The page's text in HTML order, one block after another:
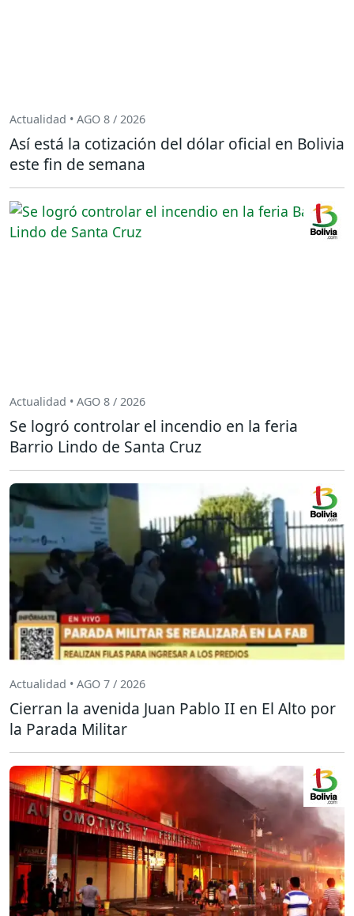
Actualidad • AGO 8 / 2026
Así está la cotización del dólar oficial en Bolivia
este fin de semana
Actualidad • AGO 8 / 2026
Se logró controlar el incendio en la feria
Barrio Lindo de Santa Cruz
Actualidad • AGO 7 / 2026
Cierran la avenida Juan Pablo II en El Alto por
la Parada Militar